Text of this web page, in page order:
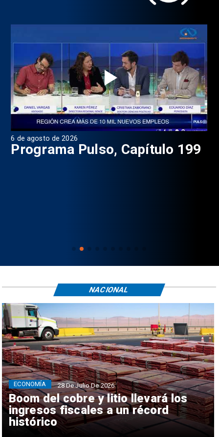
6 de agosto de 2026
Programa Pulso, Capítulo 199
Boom del cobre y litio llevará los
ingresos fiscales a un récord
histórico
ECONOMÍA 28 De Julio De 2026
NACIONAL